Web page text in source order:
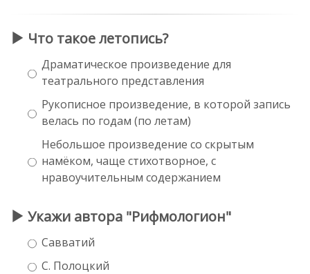
Что такое летопись?
Драматическое произведение для
театрального представления
Рукописное произведение, в которой запись
велась по годам (по летам)
Небольшое произведение со скрытым
намёком, чаще стихотворное, с
нравоучительным содержанием
Укажи автора "Рифмологион"
Савватий
С. Полоцкий